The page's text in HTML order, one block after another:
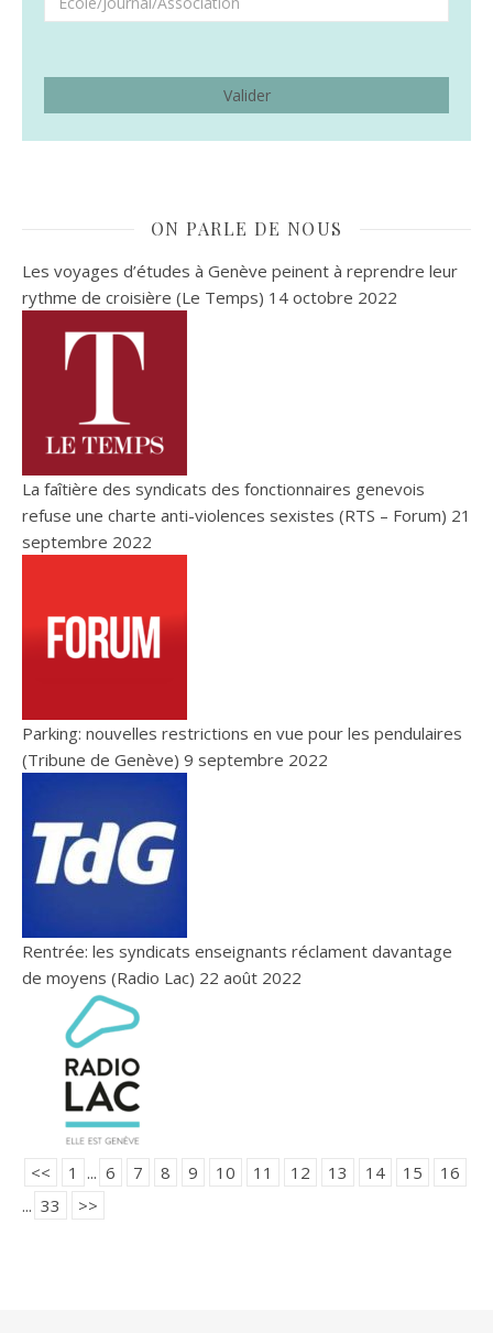
ON PARLE DE NOUS
Les voyages d’études à Genève peinent à reprendre leur
rythme de croisière (Le Temps) 14 octobre 2022
La faîtière des syndicats des fonctionnaires genevois
refuse une charte anti-violences sexistes (RTS – Forum) 21
septembre 2022
Parking: nouvelles restrictions en vue pour les pendulaires
(Tribune de Genève) 9 septembre 2022
Rentrée: les syndicats enseignants réclament davantage
de moyens (Radio Lac) 22 août 2022
<< 1 ... 6 7 8 9 10 11 12 13 14 15
16
... 33 >>